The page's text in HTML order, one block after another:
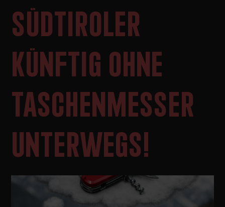
SÜDTIROLER
KÜNFTIG OHNE
TASCHENMESSER
UNTERWEGS!